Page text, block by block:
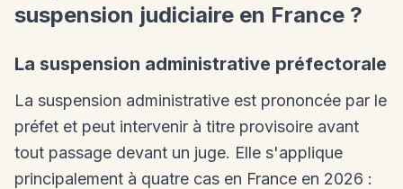
suspension judiciaire en France ?
La suspension administrative préfectorale
La suspension administrative est prononcée par le
préfet et peut intervenir à titre provisoire avant
tout passage devant un juge. Elle s'applique
principalement à quatre cas en France en 2026 :